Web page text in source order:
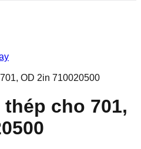
OD 2in 710020500
cho 701,